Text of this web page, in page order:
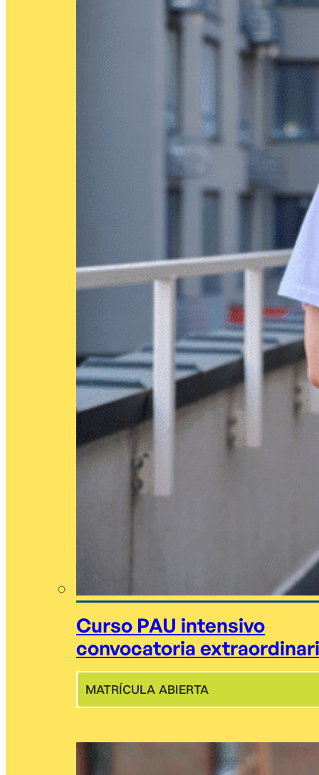
Curso PAU intensivo
convocatoria
MATRÍCULA ABIERTA